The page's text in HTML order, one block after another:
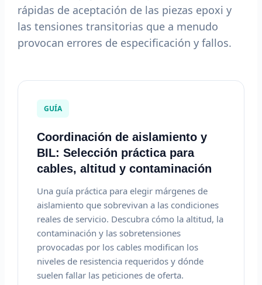
rápidas de aceptación de las piezas epoxi y
las tensiones transitorias que a menudo
provocan errores de especificación y fallos.
GUÍA
Coordinación de aislamiento y
BIL: Selección práctica para
cables, altitud y contaminación
Una guía práctica para elegir márgenes de
aislamiento que sobrevivan a las condiciones
reales de servicio. Descubra cómo la altitud, la
contaminación y las sobretensiones
provocadas por los cables modifican los
niveles de resistencia requeridos y dónde
suelen fallar las peticiones de oferta.